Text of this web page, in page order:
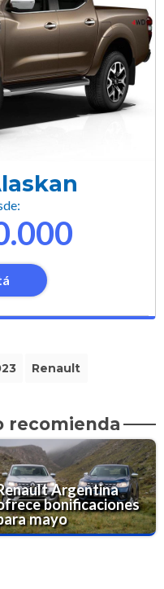
Renault
recomienda
Argentina
bonificaciones
mayo